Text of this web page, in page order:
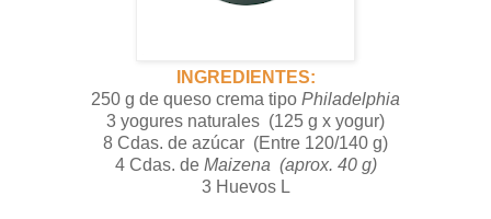
INGREDIENTES:
250 g de queso crema tipo Philadelphia
3 yogures naturales (125 g x yogur)
8 Cdas. de azúcar (Entre 120/140 g)
4 Cdas. de Maizena (aprox. 40 g)
3 Huevos L